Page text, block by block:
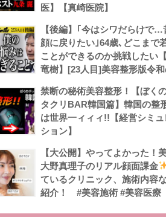
医】【真崎医院】
【後編】｢今はシワだらけで…
顔に戻りたい｣64歳､どこまで
ことができるのか挑戦したい
竜樹】[23人目]美容整形版令
禁断の秘術美容整形！【ぼく
タクリBAR韓国篇】韓国の整
は世界一ィィィ!!【経営シミ
ション】
【大公開】やってよかった！
大野真理子のリアル顔面課金
ているクリニック、施術内容
紹介！ #美容施術 #美容医療